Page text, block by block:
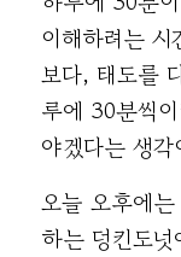
이해하려는 시
보다, 태도를
루에 30분씩
야겠다는 생
오늘 오후에
하는 덩킨도